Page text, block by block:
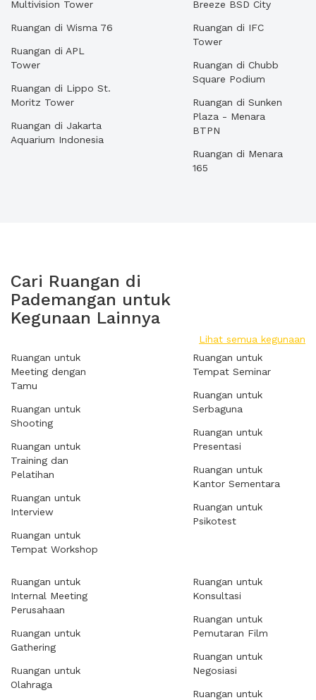
Multivision Tower
Ruangan di Wisma 76
Ruangan di APL
Tower
Ruangan di Lippo St.
Moritz Tower
Ruangan di Jakarta
Aquarium Indonesia
Breeze BSD City
Ruangan di IFC
Tower
Ruangan di Chubb
Square Podium
Ruangan di Sunken
Plaza - Menara
BTPN
Ruangan di Menara
165
Cari Ruangan di
Pademangan untuk
Kegunaan Lainnya
Lihat semua kegunaan
Ruangan untuk
Meeting dengan
Tamu
Ruangan untuk
Shooting
Ruangan untuk
Training dan
Pelatihan
Ruangan untuk
Interview
Ruangan untuk
Tempat Workshop
Ruangan untuk
Tempat Seminar
Ruangan untuk
Serbaguna
Ruangan untuk
Presentasi
Ruangan untuk
Kantor Sementara
Ruangan untuk
Psikotest
Ruangan untuk
Internal Meeting
Perusahaan
Ruangan untuk
Gathering
Ruangan untuk
Olahraga
Ruangan untuk
Konsultasi
Ruangan untuk
Pemutaran Film
Ruangan untuk
Negosiasi
Ruangan untuk